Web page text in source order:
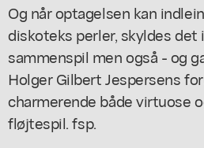
Og når optagelsen kan
diskoteks perler, skyldes det
sammenspil men også - og
Holger Gilbert Jespersens
charmerende både virtuose
fløjtespil. fsp.